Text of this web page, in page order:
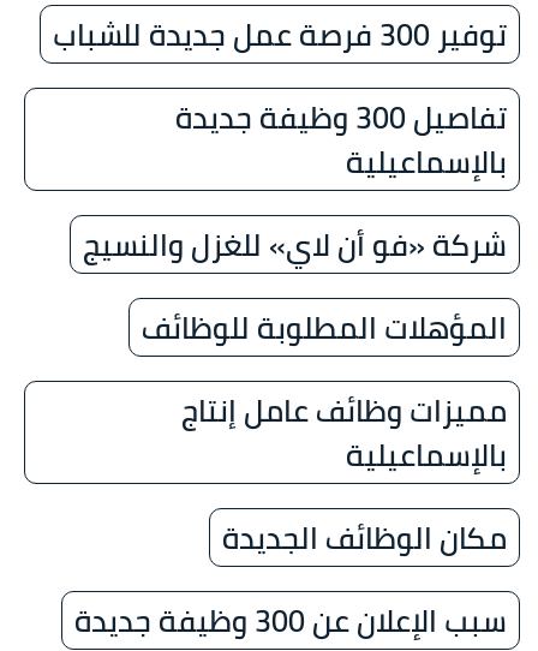
توفير 300 فرصة عمل جديدة للشباب
تفاصيل 300 وظيفة جديدة
بالإسماعيلية
شركة «فو أن لاي» للغزل والنسيج
المؤهلات المطلوبة للوظائف
مميزات وظائف عامل إنتاج
بالإسماعيلية
مكان الوظائف الجديدة
سبب الإعلان عن 300 وظيفة جديدة